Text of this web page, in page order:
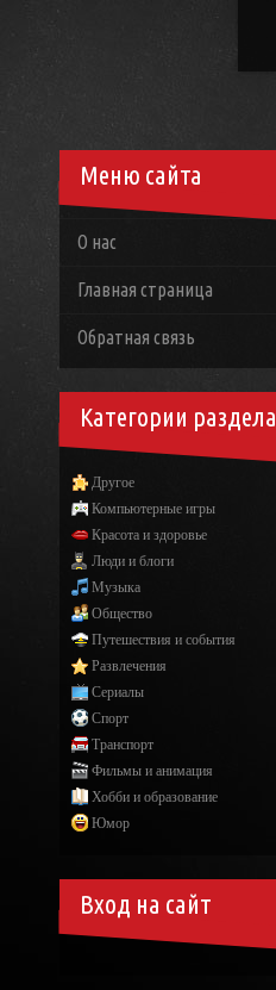
Меню сайта
О нас
Главная страница
Обратная связь
Категории раздела
Другое
Компьютерные игры
Красота и здоровье
Люди и блоги
Музыка
Общество
Путешествия и события
Развлечения
Сериалы
Спорт
Транспорт
Фильмы и анимация
Хобби и образование
Юмор
Вход на сайт